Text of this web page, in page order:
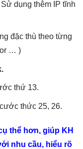
dụng thêm IP tĩnh
đặc thù theo từng
… )
thứ 13.
thức 25, 26.
thể hơn, giúp KH
nhu cầu, hiểu rõ